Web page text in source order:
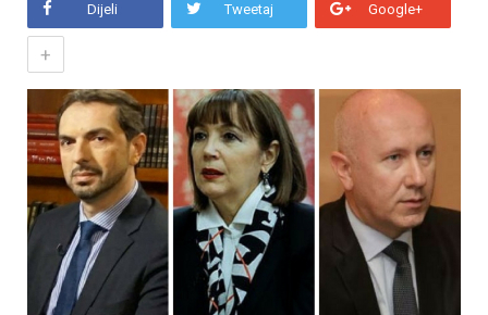
Dijeli Tweetaj Google+
+